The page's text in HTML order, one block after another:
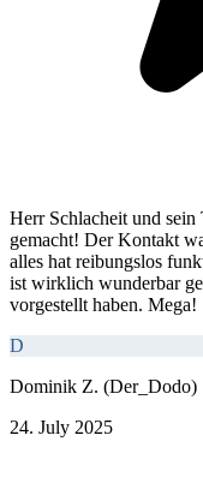
Herr Schlacheit und
gemacht! Der Kontakt
alles hat reibungslos
ist wirklich wunderbar
vorgestellt haben. Mega!
D
Dominik Z. (Der_Dodo)
24. July 2025